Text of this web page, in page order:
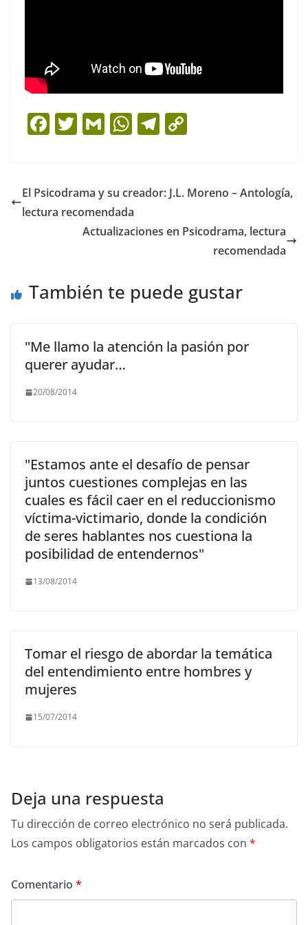
F
e
b
T
er
G
l
W
s
A
p
T
gr
m
y
n
El Psicodrama y su creador: J.L. Moreno – Antología,
lectura recomendada
Actualizaciones en Psicodrama, lectura
recomendada
También te puede gustar
"Me llamo la atención la pasión por
querer ayudar…
20/08/2014
"Estamos ante el desafío de pensar
juntos cuestiones complejas en las
cuales es fácil caer en el reduccionismo
víctima-victimario, donde la condición
de seres hablantes nos cuestiona la
posibilidad de entendernos"
13/08/2014
Tomar el riesgo de abordar la temática
del entendimiento entre hombres y
mujeres
15/07/2014
Deja una respuesta
Tu dirección de correo electrónico no será publicada.
Los campos obligatorios están marcados con *
Comentario *